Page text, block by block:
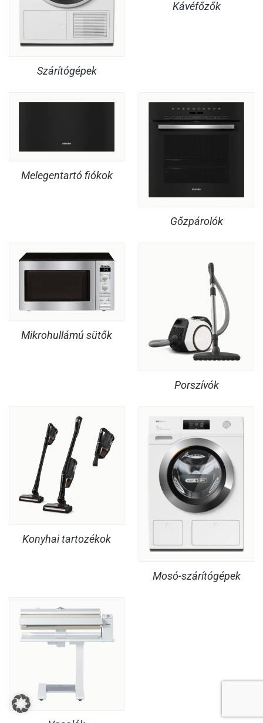
Szárítógépek
Kávéfőzők
Melegentartó fiókok
Gőzpárolók
Mikrohullámú sütők
Porszívók
Konyhai tartozékok
Mosó-szárítógépek